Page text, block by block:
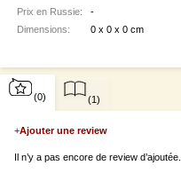
Prix en Russie:
-
Dimensions:
0 x 0 x 0 cm
(0)
+Ajouter une review
Il n’y a pas encore de review d’ajoutée.
(1)